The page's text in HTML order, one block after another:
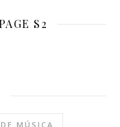
S2
MÚSICA